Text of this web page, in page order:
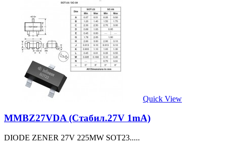
Quick View
MMBZ27VDA (Стабил.27V 1mA)
DIODE ZENER 27V 225MW SOT23.....